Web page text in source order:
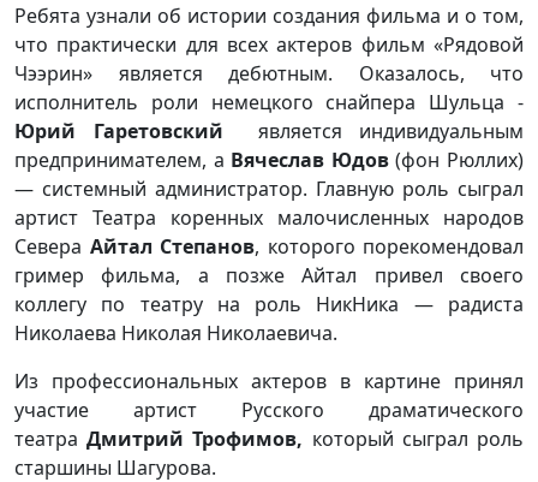
Ребята узнали об истории создания фильма и о том,
что практически для всех актеров фильм «Рядовой
Чээрин» является дебютным. Оказалось, что
исполнитель роли немецкого снайпера Шульца -
Юрий Гаретовский является индивидуальным
предпринимателем, а Вячеслав Юдов(фон Рюллих)
— системный администратор. Главную роль сыграл
артист Театра коренных малочисленных народов
Севера Айтал Степанов, которого порекомендовал
гример фильма, а позже Айтал привел своего
коллегу по театру на роль НикНика — радиста
Николаева Николая Николаевича.
Из профессиональных актеров в картине принял
участие артист Русского драматического
театраДмитрий Трофимов, который сыграл роль
старшины Шагурова.